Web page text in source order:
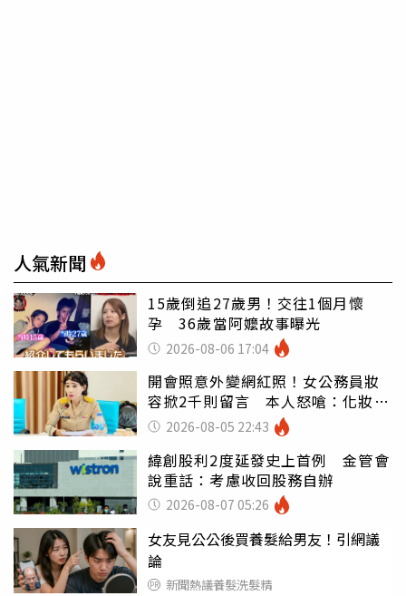
人氣新聞
15歲倒追27歲男！交往1個月懷
孕 36歲當阿嬤故事曝光
2026-08-06 17:04
開會照意外變網紅照！女公務員妝
容掀2千則留言 本人怒嗆：化妝有
錯嗎2026-08-05 22:43
緯創股利2度延發史上首例 金管會
說重話：考慮收回股務自辦
2026-08-07 05:26
女友見公公後買養髮給男友！引網議
論
新聞熱議養髮洗髮精